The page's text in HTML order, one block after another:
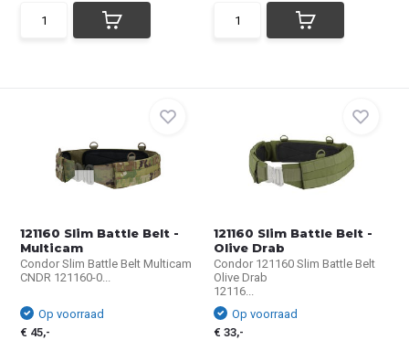
121160 Slim Battle Belt -
Multicam
Condor Slim Battle Belt Multicam
CNDR 121160-0...
Op voorraad
€ 45,-
121160 Slim Battle Belt -
Olive Drab
Condor 121160 Slim Battle Belt
Olive Drab
12116...
Op voorraad
€ 33,-